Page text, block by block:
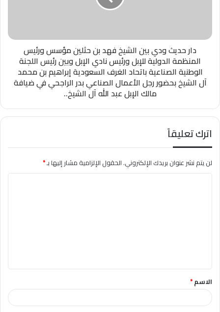
دار حديث ودي بين الشيخ فهد بن حثلين مؤسس ورئيس
المنظمة الدولية للإبل ورئيس نادي الإبل وبين رئيس اللجنة
الوطنية الصناعية باتحاد الغرف السعودية إبراهيم بن محمد
آل الشيخ بحضور رجل الأعمال الصناعي بدر الراجحي في ضيافة
مالك الإبل عبد الله آل الشيخ..
اترك تعليقاً
لن يتم نشر عنوان بريدك الإلكتروني.الحقول الإلزامية مشار إليها بـ*
ق
*الاسم*